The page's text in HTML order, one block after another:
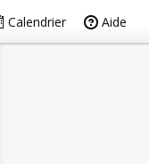
Calendrier Aide